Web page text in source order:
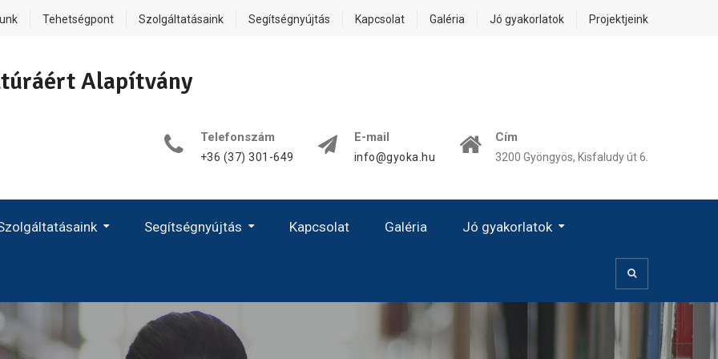
Tehetségpont Szolgáltatásaink Segítségnyújtás Kapcsolat Galéria Jó gyakorlatok Projektjeink
Alapítvány
Telefonszám
+36 (37) 301-649
E-mail
info@gyoka.hu
Cím
3200 Gyöngyös, Kisfaludy út 6.
Segítségnyújtás Kapcsolat Galéria Jó gyakorlatok